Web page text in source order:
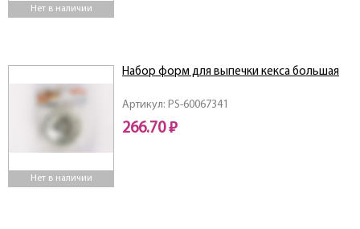
Нет в наличии
Нет в наличии
Артикул: PS-60067341
Набор форм для выпечки кекса большая
266.70 ₽